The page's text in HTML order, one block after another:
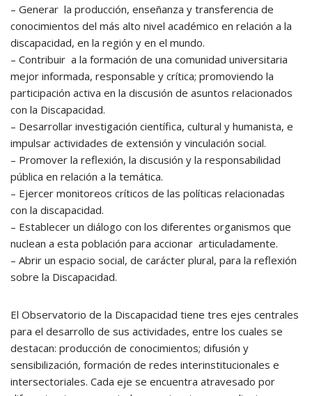
– Generar la producción, enseñanza y transferencia de
conocimientos del más alto nivel académico en relación a la
discapacidad, en la región y en el mundo.
– Contribuir a la formación de una comunidad universitaria
mejor informada, responsable y crítica; promoviendo la
participación activa en la discusión de asuntos relacionados
con la Discapacidad.
– Desarrollar investigación científica, cultural y humanista, e
impulsar actividades de extensión y vinculación social.
– Promover la reflexión, la discusión y la responsabilidad
pública en relación a la temática.
– Ejercer monitoreos críticos de las políticas relacionadas
con la discapacidad.
– Establecer un diálogo con los diferentes organismos que
nuclean a esta población para accionar articuladamente.
– Abrir un espacio social, de carácter plural, para la reflexión
sobre la Discapacidad.
El Observatorio de la Discapacidad tiene tres ejes centrales
para el desarrollo de sus actividades, entre los cuales se
destacan: producción de conocimientos; difusión y
sensibilización, formación de redes interinstitucionales e
intersectoriales. Cada eje se encuentra atravesado por